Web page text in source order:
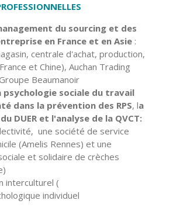
du sourcing et des
en France et en Asie :
centrale d'achat, production,
et Chine), Auchan Trading
Beaumanoir
psychologie sociale du travail
dans la prévention des RPS, la
DUER et l'analyse de la QVCT:
une société de service
(Amelis Rennes) et une
et solidaire de crèches
interculturel (
individuel